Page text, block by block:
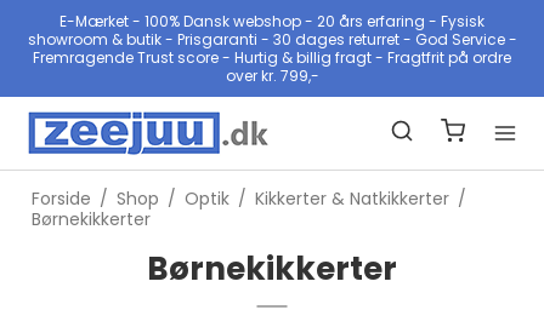
E-Mærket - 100% Dansk webshop - 20 års erfaring - Fysisk
showroom & butik - Prisgaranti - 30 dages returret - God Service -
Fremragende Trust score - Hurtig & billig fragt - Fragtfrit på ordre
over kr. 799,-
Forside / Shop / Optik / Kikkerter & Natkikkerter /
Børnekikkerter
Børnekikkerter